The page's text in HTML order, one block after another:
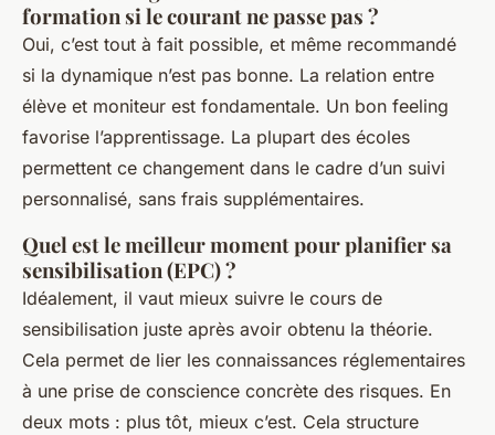
formation si le courant ne passe pas ?
Oui, c’est tout à fait possible, et même recommandé
si la dynamique n’est pas bonne. La relation entre
élève et moniteur est fondamentale. Un bon feeling
favorise l’apprentissage. La plupart des écoles
permettent ce changement dans le cadre d’un suivi
personnalisé, sans frais supplémentaires.
Quel est le meilleur moment pour planifier sa
sensibilisation (EPC) ?
Idéalement, il vaut mieux suivre le cours de
sensibilisation juste après avoir obtenu la théorie.
Cela permet de lier les connaissances réglementaires
à une prise de conscience concrète des risques. En
deux mots : plus tôt, mieux c’est. Cela structure